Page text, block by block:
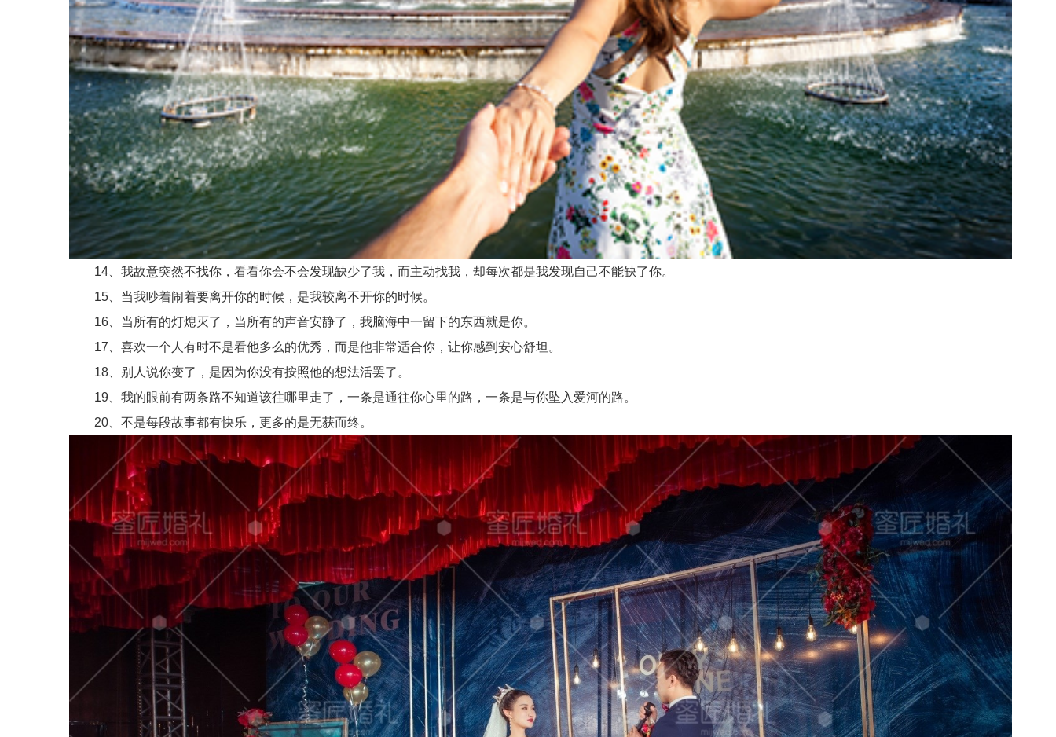
14、我故意突然不找你，看看你会不会发现缺少了我，而主动找我，却每次都是我发现自己不能缺了你。
15、当我吵着闹着要离开你的时候，是我较离不开你的时候。
16、当所有的灯熄灭了，当所有的声音安静了，我脑海中一留下的东西就是你。
17、喜欢一个人有时不是看他多么的优秀，而是他非常适合你，让你感到安心舒坦。
18、别人说你变了，是因为你没有按照他的想法活罢了。
19、我的眼前有两条路不知道该往哪里走了，一条是通往你心里的路，一条是与你坠入爱河的路。
20、不是每段故事都有快乐，更多的是无获而终。